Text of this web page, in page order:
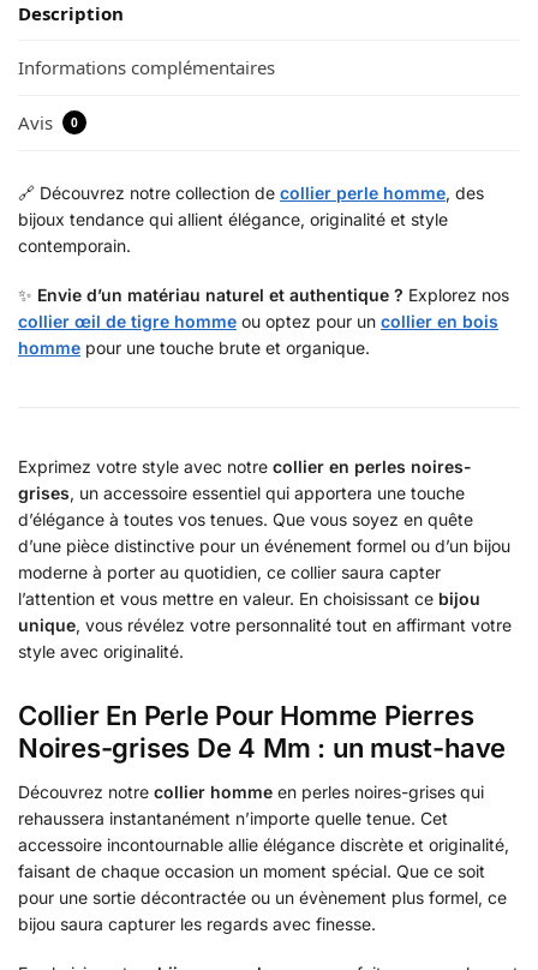
Description
Informations complémentaires
Avis 0
🔗 Découvrez notre collection de collier perle homme, des
bijoux tendance qui allient élégance, originalité et style
contemporain.
✨ Envie d’un matériau naturel et authentique ? Explorez nos
collier œil de tigre homme ou optez pour un collier en bois
homme pour une touche brute et organique.
Exprimez votre style avec notre collier en perles noires-
grises, un accessoire essentiel qui apportera une touche
d’élégance à toutes vos tenues. Que vous soyez en quête
d’une pièce distinctive pour un événement formel ou d’un bijou
moderne à porter au quotidien, ce collier saura capter
l’attention et vous mettre en valeur. En choisissant ce bijou
unique, vous révélez votre personnalité tout en affirmant votre
style avec originalité.
Collier En Perle Pour Homme Pierres
Noires-grises De 4 Mm : un must-have
Découvrez notre collier homme en perles noires-grises qui
rehaussera instantanément n’importe quelle tenue. Cet
accessoire incontournable allie élégance discrète et originalité,
faisant de chaque occasion un moment spécial. Que ce soit
pour une sortie décontractée ou un évènement plus formel, ce
bijou saura capturer les regards avec finesse.